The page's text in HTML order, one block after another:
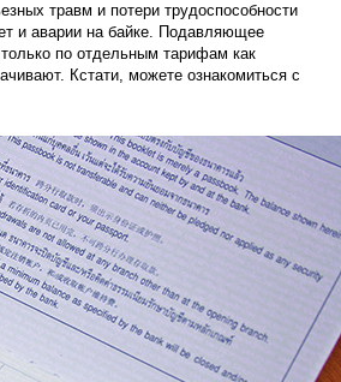
травм и потери трудоспособности
и аварии на байке. Подавляющее
по отдельным тарифам как
Кстати, можете ознакомиться с